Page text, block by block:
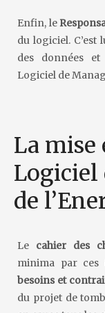
Enfin, le
du logiciel. C’est
des données
Logiciel de
La
Logiciel
de
Le cahier des
minima par ces
besoins et
du projet de